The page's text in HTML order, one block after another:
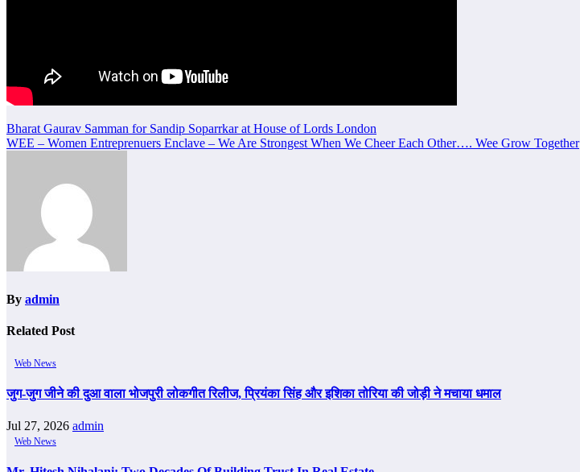
Post
navigation
Bharat Gaurav Samman for Sandip Soparrkar at House of Lords London
WEE – Women Entreprenuers Enclave – We Are Strongest When We Cheer Each Other…. Wee Grow Together
By admin
Related Post
Web News
जुग-जुग जीने की दुआ वाला भोजपुरी लोकगीत रिलीज, प्रियंका सिंह और इशिका तोरिया की जोड़ी ने मचाया धमाल
Jul 27, 2026 admin
Web News